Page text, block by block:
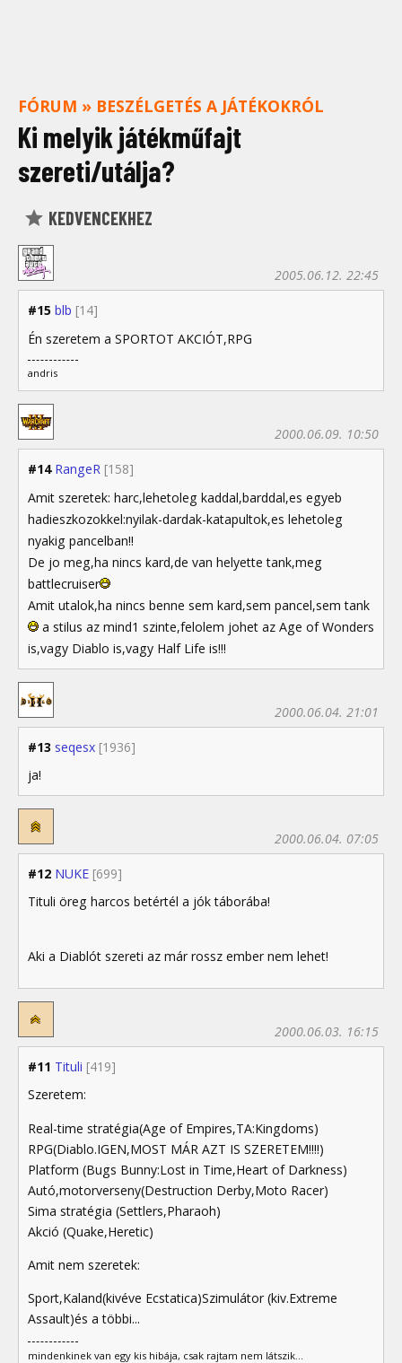
FÓRUM » BESZÉLGETÉS A JÁTÉKOKRÓL
Ki melyik játékműfajt
szereti/utálja?
KEDVENCEKHEZ
#15 blb [14]
2005.06.12. 22:45
Én szeretem a SPORTOT AKCIÓT,RPG
andris
#14 RangeR [158]
2000.06.09. 10:50
Amit szeretek: harc,lehetoleg kaddal,barddal,es egyeb
hadieszkozokkel:nyilak-dardak-katapultok,es lehetoleg
nyakig pancelban!!
De jo meg,ha nincs kard,de van helyette tank,meg
battlecruiser
Amit utalok,ha nincs benne sem kard,sem pancel,sem tank
a stilus az mind1 szinte,felolem johet az Age of Wonders
is,vagy Diablo is,vagy Half Life is!!!
#13 seqesx [1936]
2000.06.04. 21:01
ja!
#12 NUKE [699]
2000.06.04. 07:05
Tituli öreg harcos betértél a jók táborába!
Aki a Diablót szereti az már rossz ember nem lehet!
#11 Tituli [419]
2000.06.03. 16:15
Szeretem:
Real-time stratégia(Age of Empires,TA:Kingdoms)
RPG(Diablo.IGEN,MOST MÁR AZT IS SZERETEM!!!!)
Platform (Bugs Bunny:Lost in Time,Heart of Darkness)
Autó,motorverseny(Destruction Derby,Moto Racer)
Sima stratégia (Settlers,Pharaoh)
Akció (Quake,Heretic)
Amit nem szeretek:
Sport,Kaland(kivéve Ecstatica)Szimulátor (kiv.Extreme
Assault)és a többi...
mindenkinek van egy kis hibája, csak rajtam nem látszik...